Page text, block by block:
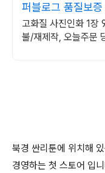
퍼블로그 품질보
감 그대로
고화질 사진인화 1
불/재제작, 오늘주문
북경 싼리툰에 위치해
경영하는 첫 스토어 입